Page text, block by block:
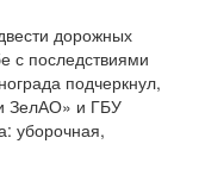
дорожных
с последствиями
подчеркнул,
ЗелАО» и ГБУ
уборочная,